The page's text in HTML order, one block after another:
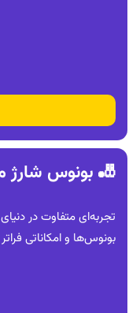
🎳 بونوس شارژ
بونوس‌ها و امکاناتی